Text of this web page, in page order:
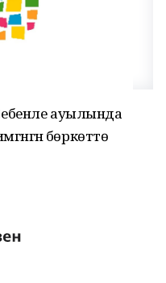
ауылында
бөркөттө